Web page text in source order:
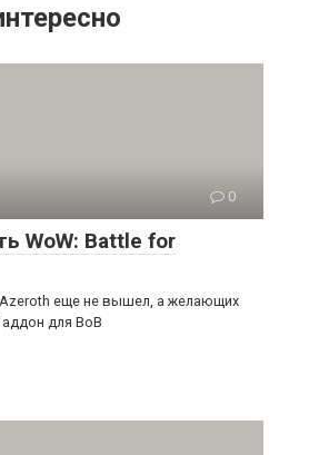
0
WoW: Battle for
Azeroth еще не вышел, а желающих
для ВоВ